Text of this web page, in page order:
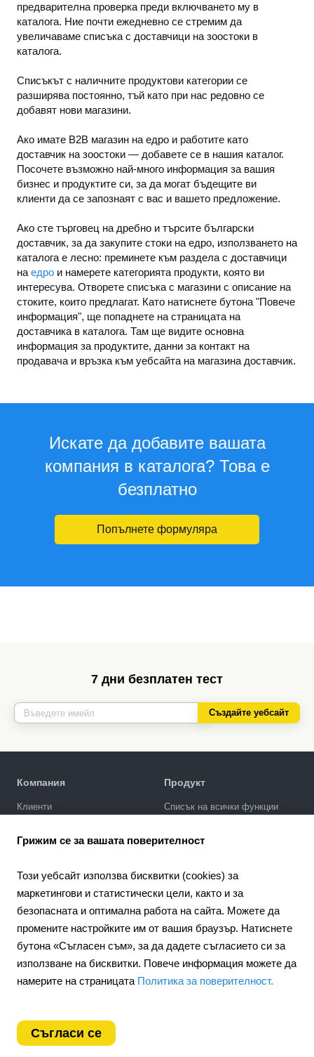
предварителна проверка преди включването му в
каталога. Ние почти ежедневно се стремим да
увеличаваме списъка с доставчици на зоостоки в
каталога.
Списъкът с наличните продуктови категории се
разширява постоянно, тъй като при нас редовно се
добавят нови магазини.
Ако имате B2B магазин на едро и работите като
доставчик на зоостоки — добавете се в нашия каталог.
Посочете възможно най-много информация за вашия
бизнес и продуктите си, за да могат бъдещите ви
клиенти да се запознаят с вас и вашето предложение.
Ако сте търговец на дребно и търсите български
доставчик, за да закупите стоки на едро, използването на
каталога е лесно: преминете към раздела с доставчици
на едро и намерете категорията продукти, която ви
интересува. Отворете списъка с магазини с описание на
стоките, които предлагат. Като натиснете бутона "Повече
информация", ще попаднете на страницата на
доставчика в каталога. Там ще видите основна
информация за продуктите, данни за контакт на
продавача и връзка към уебсайта на магазина доставчик.
Искате да добавите вашата
компания в каталога? Това е
безплатно
Попълнете формуляра
7 дни безплатен тест
Създайте уебсайт
Компания
Клиенти
Продукт
Списък на всички функции
SEO промотиране
Цени
Поддръжка
Портал за поддръжка
Напишете запитване
Партньорска програма
Грижим се за вашата поверителност
Този уебсайт използва бисквитки (cookies) за
маркетингови и статистически цели, както и за
безопасната и оптимална работа на сайта. Можете да
промените настройките им от вашия браузър. Натиснете
бутона «Съгласен съм», за да дадете съгласието си за
използване на бисквитки. Повече информация можете да
намерите на страницата Политика за поверителност.
Съгласи се